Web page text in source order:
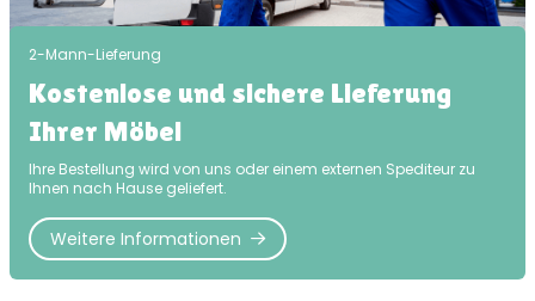
2-Mann-Lieferung
Kostenlose und sichere Lieferung
Ihrer Möbel
Ihre Bestellung wird von uns oder einem externen Spediteur zu
Ihnen nach Hause geliefert.
Weitere Informationen